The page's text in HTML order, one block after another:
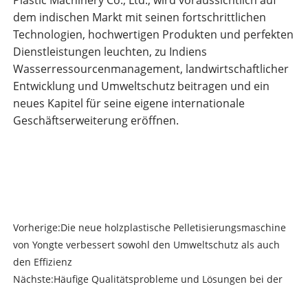
dem indischen Markt mit seinen fortschrittlichen
Technologien, hochwertigen Produkten und perfekten
Dienstleistungen leuchten, zu Indiens
Wasserressourcenmanagement, landwirtschaftlicher
Entwicklung und Umweltschutz beitragen und ein
neues Kapitel für seine eigene internationale
Geschäftserweiterung eröffnen.
Vorherige:Die neue holzplastische Pelletisierungsmaschine
von Yongte verbessert sowohl den Umweltschutz als auch
den Effizienz
Nächste:Häufige Qualitätsprobleme und Lösungen bei der